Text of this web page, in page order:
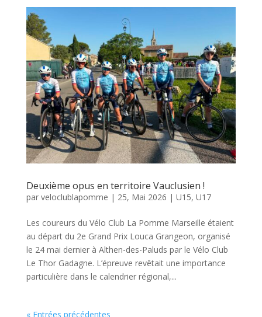
Deuxième opus en territoire Vauclusien !
par veloclublapomme | 25, Mai 2026 | U15, U17
Les coureurs du Vélo Club La Pomme Marseille étaient
au départ du 2e Grand Prix Louca Grangeon, organisé
le 24 mai dernier à Althen-des-Paluds par le Vélo Club
Le Thor Gadagne. L’épreuve revêtait une importance
particulière dans le calendrier régional,...
« Entrées précédentes